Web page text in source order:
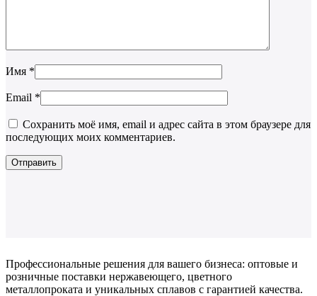
Имя *
Email *
Сохранить моё имя, email и адрес сайта в этом браузере для
последующих моих комментариев.
Профессиональные решения для вашего бизнеса: оптовые и
розничные поставки нержавеющего, цветного
металлопроката и уникальных сплавов с гарантией качества.